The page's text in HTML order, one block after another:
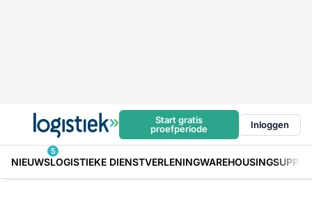
Start gratis
proefperiode
Inloggen
NIEUWS
5
LOGISTIEKE DIENSTVERLENINGWAREHOUSING